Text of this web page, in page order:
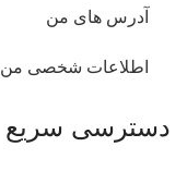
آدرس های من
اطلاعات شخصی من
دسترسی سریع